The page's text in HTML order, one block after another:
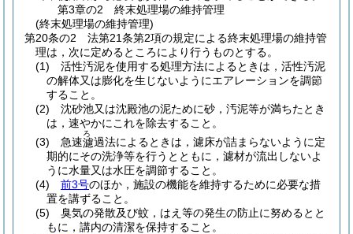
第3章の2
終末処理場の維持管理
(終末処理場の維持管理)
第20条の2
法第21条第2項の規定による終末処理場の維持管
理は，次に定めるところにより行うものとする。
(1)
活性汚泥を使用する処理方法によるときは，活性汚泥
の解体又は膨化を生じないようにエアレーションを調節
すること。
(2)
沈砂池又は沈殿池の泥ために砂，汚泥等が満ちたとき
は，速やかにこれを除去すること。
(3)
急速濾
ろ
過法によるときは，濾床が詰まらないように定
期的にその洗浄等を行うとともに，濾材が流出しないよ
うに水量又は水圧を調節すること。
(4)
前3号のほか，施設の機能を維持するために必要な措
置を講ずること。
(5)
臭気の発散及び蚊，はえ等の発生の防止に努めるとと
もに，講内の清潔を保持すること。